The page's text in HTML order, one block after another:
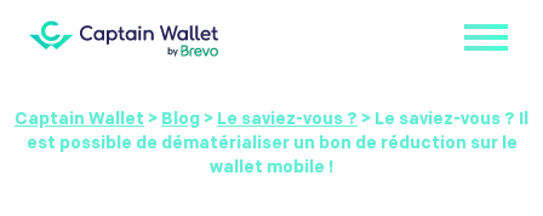
Captain Wallet > Blog > Le saviez-vous ? > Le saviez-vous ? Il
est possible de dématérialiser un bon de réduction sur le
wallet mobile !